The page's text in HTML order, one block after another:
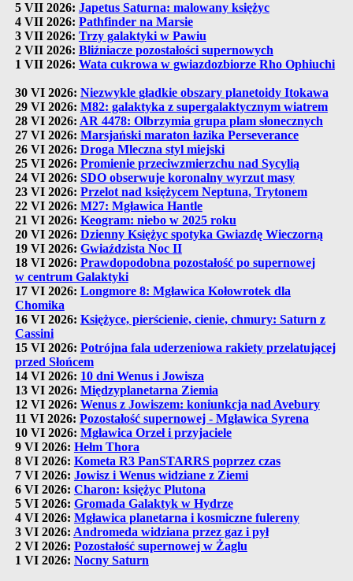
5 VII 2026: Japetus Saturna: malowany księżyc
4 VII 2026: Pathfinder na Marsie
3 VII 2026: Trzy galaktyki w Pawiu
2 VII 2026: Bliźniacze pozostałości supernowych
1 VII 2026: Wata cukrowa w gwiazdozbiorze Rho Ophiuchi
30 VI 2026: Niezwykle gładkie obszary planetoidy Itokawa
29 VI 2026: M82: galaktyka z supergalaktycznym wiatrem
28 VI 2026: AR 4478: Olbrzymia grupa plam słonecznych
27 VI 2026: Marsjański maraton łazika Perseverance
26 VI 2026: Droga Mleczna styl miejski
25 VI 2026: Promienie przeciwzmierzchu nad Sycylią
24 VI 2026: SDO obserwuje koronalny wyrzut masy
23 VI 2026: Przelot nad księżycem Neptuna, Trytonem
22 VI 2026: M27: Mgławica Hantle
21 VI 2026: Keogram: niebo w 2025 roku
20 VI 2026: Dzienny Księżyc spotyka Gwiazdę Wieczorną
19 VI 2026: Gwiaździsta Noc II
18 VI 2026: Prawdopodobna pozostałość po supernowej
w centrum Galaktyki
17 VI 2026: Longmore 8: Mgławica Kołowrotek dla
Chomika
16 VI 2026: Księżyce, pierścienie, cienie, chmury: Saturn z
Cassini
15 VI 2026: Potrójna fala uderzeniowa rakiety przelatującej
przed Słońcem
14 VI 2026: 10 dni Wenus i Jowisza
13 VI 2026: Międzyplanetarna Ziemia
12 VI 2026: Wenus z Jowiszem: koniunkcja nad Avebury
11 VI 2026: Pozostałość supernowej - Mgławica Syrena
10 VI 2026: Mgławica Orzeł i przyjaciele
9 VI 2026: Hełm Thora
8 VI 2026: Kometa R3 PanSTARRS poprzez czas
7 VI 2026: Jowisz i Wenus widziane z Ziemi
6 VI 2026: Charon: księżyc Plutona
5 VI 2026: Gromada Galaktyk w Hydrze
4 VI 2026: Mgławica planetarna i kosmiczne fulereny
3 VI 2026: Andromeda widziana przez gaz i pył
2 VI 2026: Pozostałość supernowej w Żaglu
1 VI 2026: Nocny Saturn